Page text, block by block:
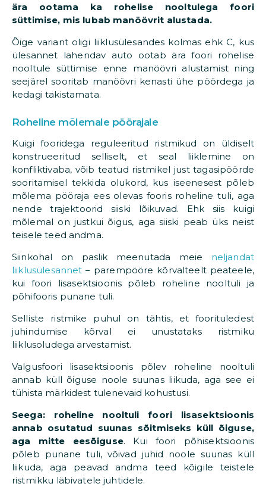
ära ootama ka rohelise nooltulega foori
süttimise, mis lubab manöövrit alustada.
Õige variant oligi liiklusülesandes kolmas ehk C, kus
ülesannet lahendav auto ootab ära foori rohelise
nooltule süttimise enne manöövri alustamist ning
seejärel sooritab manöövri kenasti ühe pöördega ja
kedagi takistamata.
Roheline mõlemale pöörajale
Kuigi fooridega reguleeritud ristmikud on üldiselt
konstrueeritud selliselt, et seal liiklemine on
konfliktivaba, võib teatud ristmikel just tagasipöörde
sooritamisel tekkida olukord, kus iseenesest põleb
mõlema pööraja ees olevas fooris roheline tuli, aga
nende trajektoorid siiski lõikuvad. Ehk siis kuigi
mõlemal on justkui õigus, aga siiski peab üks neist
teisele teed andma.
Siinkohal on paslik meenutada meie neljandat
liiklusülesannet – parempööre kõrvalteelt peateele,
kui foori lisasektsioonis põleb roheline nooltuli ja
põhifooris punane tuli.
Selliste ristmike puhul on tähtis, et foorituledest
juhindumise kõrval ei unustataks ristmiku
liiklusoludega arvestamist.
Valgusfoori lisasektsioonis põlev roheline nooltuli
annab küll õiguse noole suunas liikuda, aga see ei
tühista märkidest tulenevaid kohustusi.
Seega: roheline nooltuli foori lisasektsioonis
annab osutatud suunas sõitmiseks küll õiguse,
aga mitte eesõiguse. Kui foori põhisektsioonis
põleb punane tuli, võivad juhid noole suunas küll
liikuda, aga peavad andma teed kõigile teistele
ristmikku läbivatele juhtidele.